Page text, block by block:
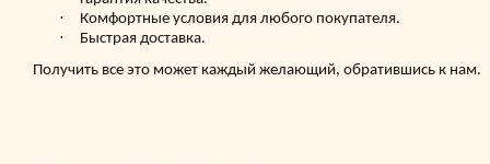
· Комфортные условия для любого покупателя.
·
Быстрая доставка.
Получить все это может каждый желающий, обратившись к нам.